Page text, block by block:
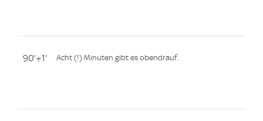
90'+1' Acht (!) Minuten gibt es obendrauf.